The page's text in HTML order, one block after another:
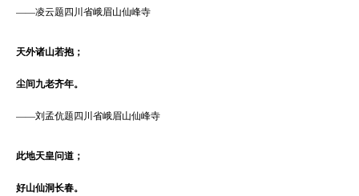
——凌云题四川省峨眉山仙峰寺
天外诸山若抱；
尘间九老齐年。
——刘孟伉题四川省峨眉山仙峰寺
此地天皇问道；
好山仙洞长春。